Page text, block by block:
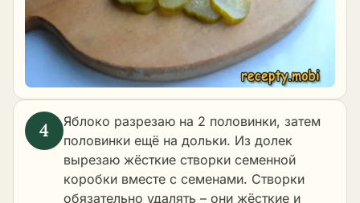
Яблоко разрезаю на 2 половинки, затем
половинки ещё на дольки. Из долек
вырезаю жёсткие створки семенной
коробки вместе с семенами. Створки
обязательно удалять – они жёсткие и